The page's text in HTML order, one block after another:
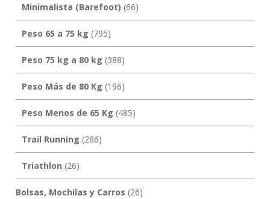
Minimalista (Barefoot) (66)
Peso 65 a 75 kg (795)
Peso 75 kg a 80 kg (388)
Peso Más de 80 Kg (196)
Peso Menos de 65 Kg (485)
Trail Running (286)
Triathlon (26)
Bolsas, Mochilas y Carros (26)